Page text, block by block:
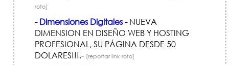
roto]
- Dimensiones Digitales-NUEVA
DIMENSION EN DISEÑO WEB Y HOSTING
PROFESIONAL, SU PÁGINA DESDE 50
DOLARES!!!.- [reportar link roto]